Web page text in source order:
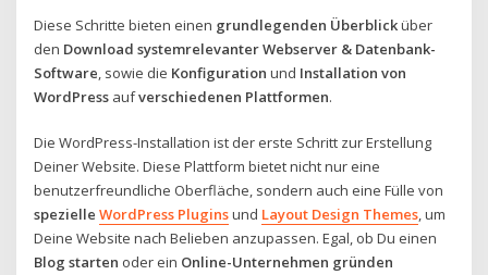
Diese Schritte bieten einen grundlegenden Überblicküber
den Download systemrelevanter Webserver & Datenbank-
Software, sowie die Konfiguration und Installation von
WordPress aufverschiedenen Plattformen.
Die WordPress-Installation ist der erste Schritt zur Erstellung
Deiner Website. Diese Plattform bietet nicht nur eine
benutzerfreundliche Oberfläche, sondern auch eine Fülle von
spezielleWordPress Pluginsund Layout Design Themes, um
Deine Website nach Belieben anzupassen. Egal, ob Du einen
Blog starten oder ein Online-Unternehmen gründen